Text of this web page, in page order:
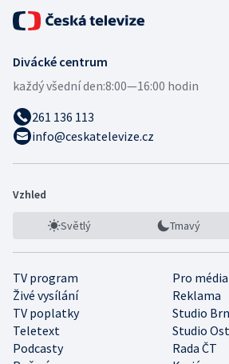
Divácké centrum
každý všední den:8:00—16:00 hodin
261 136 113
info@ceskatelevize.cz
Vzhled
Světlý Tmavý
TV program
Pro média
Živé vysílání
Reklama
TV poplatky
Studio
Teletext
Studio
Podcasty
Rada ČT